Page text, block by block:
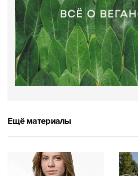
Ещё материалы